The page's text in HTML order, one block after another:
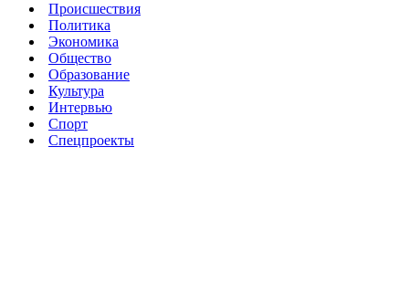
Происшествия
Политика
Экономика
Общество
Образование
Культура
Интервью
Спорт
Спецпроекты